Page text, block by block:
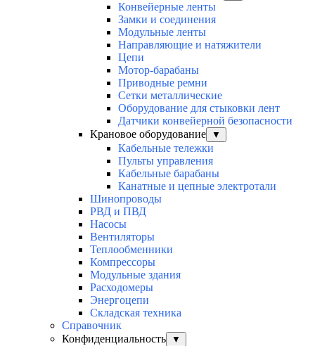
Конвейерные ленты
Замки и соединения
Модульные ленты
Направляющие и натяжители
Цепи
Мотор-барабаны
Приводные ремни
Сетки металлические
Оборудование для стыковки лент
Датчики конвейерной безопасности
Крановое оборудование
▼
Кабельные тележки
Пульты управления
Кабельные барабаны
Канатные и цепные электротали
Шинопроводы
РВД и ПВД
Насосы
Вентиляторы
Теплообменники
Компрессоры
Модульные здания
Расходомеры
Энергоцепи
Складская техника
Справочник
Конфиденциальность
▼